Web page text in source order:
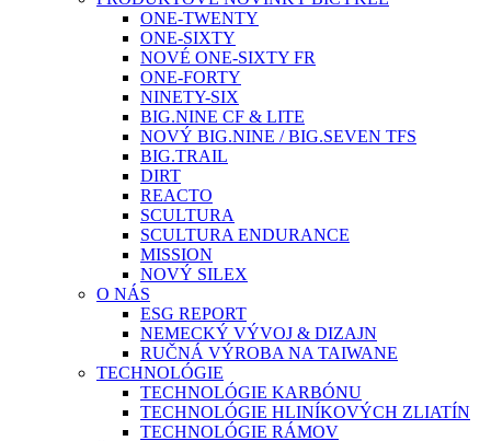
ONE-TWENTY
ONE-SIXTY
NOVÉ ONE-SIXTY FR
ONE-FORTY
NINETY-SIX
BIG.NINE CF & LITE
NOVÝ BIG.NINE / BIG.SEVEN TFS
BIG.TRAIL
DIRT
REACTO
SCULTURA
SCULTURA ENDURANCE
MISSION
NOVÝ SILEX
O NÁS
ESG REPORT
NEMECKÝ VÝVOJ & DIZAJN
RUČNÁ VÝROBA NA TAIWANE
TECHNOLÓGIE
TECHNOLÓGIE KARBÓNU
TECHNOLÓGIE HLINÍKOVÝCH ZLIATÍN
TECHNOLÓGIE RÁMOV